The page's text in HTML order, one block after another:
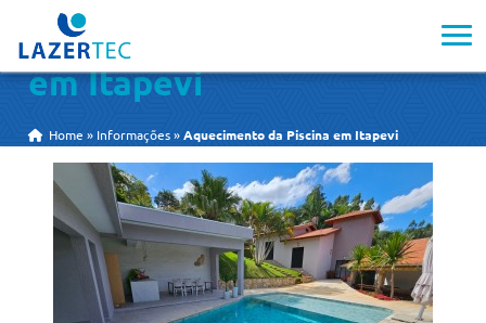
Aquecimento da Piscina
em Itapevi
Home » Informações »Aquecimento da Piscina em Itapevi